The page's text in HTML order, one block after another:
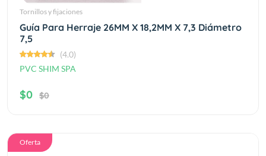
Tornillos y fijaciones
Guía Para Herraje 26MM X 18,2MM X 7,3 Diámetro
7,5
(4.0)
PVC SHIM SPA
$0 $0
Oferta